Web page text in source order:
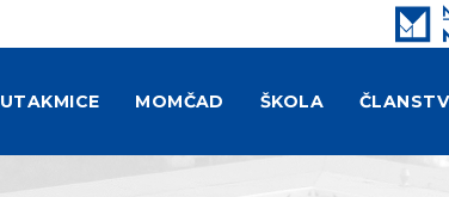
UTAKMICE MOMČAD ŠKOLA